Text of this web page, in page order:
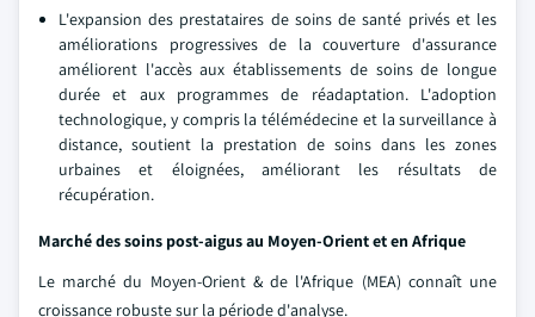
L'expansion des prestataires de soins de santé privés et les
améliorations progressives de la couverture d'assurance
améliorent l'accès aux établissements de soins de longue
durée et aux programmes de réadaptation. L'adoption
technologique, y compris la télémédecine et la surveillance à
distance, soutient la prestation de soins dans les zones
urbaines et éloignées, améliorant les résultats de
récupération.
Marché des soins post-aigus au Moyen-Orient et en Afrique
Le marché du Moyen-Orient & de l'Afrique (MEA) connaît une
croissance robuste sur la période d'analyse.